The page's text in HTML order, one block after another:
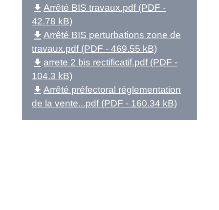
file_download Arrêté BIS travaux.pdf (PDF -
42.78 kB)
file_download Arrêté BIS perturbations zone de
travaux.pdf (PDF - 469.55 kB)
file_download arrete 2 bis rectificatif.pdf (PDF -
104.3 kB)
file_download Arrêté préfectoral réglementation
de la vente...pdf (PDF - 160.34 kB)